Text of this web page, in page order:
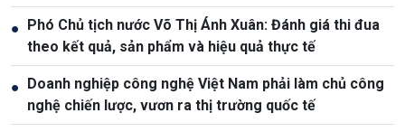
● Phó Chủ tịch nước Võ Thị Ánh Xuân: Đánh giá thi đua
theo kết quả, sản phẩm và hiệu quả thực tế
● Doanh nghiệp công nghệ Việt Nam phải làm chủ công
nghệ chiến lược, vươn ra thị trường quốc tế